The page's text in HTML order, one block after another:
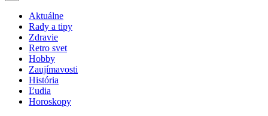
Aktuálne
Rady a tipy
Zdravie
Retro svet
Hobby
Zaujímavosti
História
Ľudia
Horoskopy